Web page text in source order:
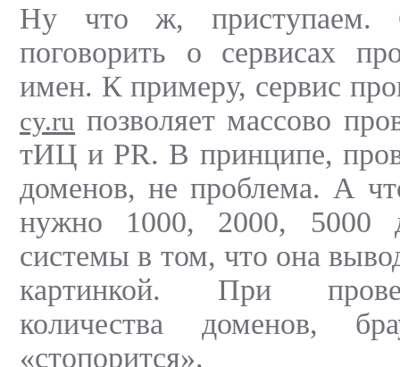
Ну что ж, приступаем.
поговорить о сервисах
имен. К примеру, сервис
cy.ru позволяет массово
тИЦ и PR. В принципе,
доменов, не проблема. А
нужно 1000, 2000, 5000
системы в том, что она
картинкой. При
количества доменов,
«стопорится».